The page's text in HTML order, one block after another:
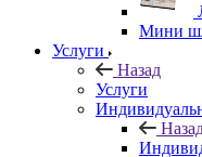
Мини
Услуги
Назад
Услуги